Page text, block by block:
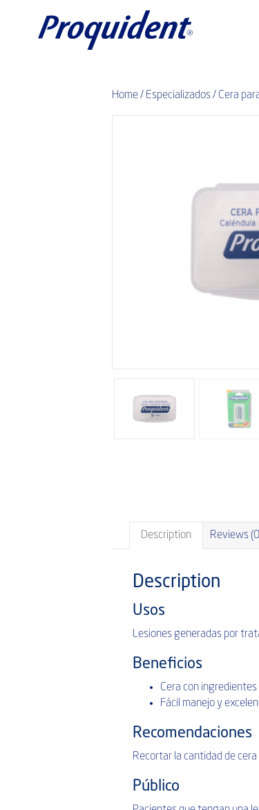
Home/ Especializados/ Cera
Description Reviews
Description
Usos
Lesiones generadas por
Beneficios
Cera con
Fácil manejo y
Recomendaciones
Recortar la cantidad de
Público